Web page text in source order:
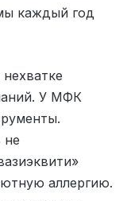
каждый год
У МФК
не
аллергию.